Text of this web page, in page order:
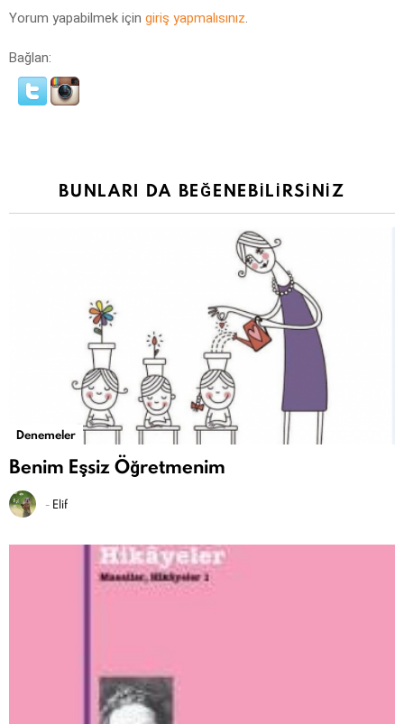
Yorum yapabilmek için giriş yapmalısınız.
Bağlan:
BUNLARI DA BEĞENEBILIRSINIZ
Denemeler
Benim Eşsiz Öğretmenim
- Elif